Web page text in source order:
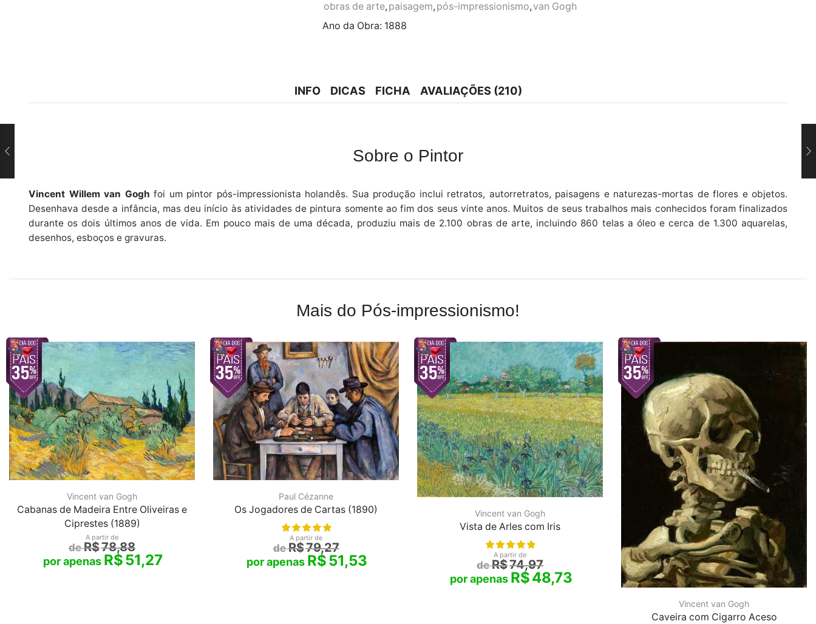
obras de arte, paisagem, pós-impressionismo,van Gogh
Ano da Obra: 1888
INFO DICAS FICHA AVALIAÇÕES (210)
Sobre o Pintor
Vincent Willem van Gogh foi um pintor pós-impressionista holandês. Sua produção inclui retratos, autorretratos, paisagens e naturezas-mortas de flores e objetos.
Desenhava desde a infância, mas deu início às atividades de pintura somente ao fim dos seus vinte anos. Muitos de seus trabalhos mais conhecidos foram finalizados
durante os dois últimos anos de vida. Em pouco mais de uma década, produziu mais de 2.100 obras de arte, incluindo 860 telas a óleo e cerca de 1.300 aquarelas,
desenhos, esboços e gravuras.
Mais do Pós-impressionismo!
Vincent van Gogh
Cabanas de Madeira Entre Oliveiras e
Ciprestes (1889)
A partir de
R$78,88
R$51,27
Paul Cézanne
Os Jogadores de Cartas (1890)
A partir de
R$79,27
R$51,53
Vincent van Gogh
Vista de Arles com Iris
A partir de
R$74,97
R$48,73
Vincent van Gogh
Caveira com Cigarro Aceso